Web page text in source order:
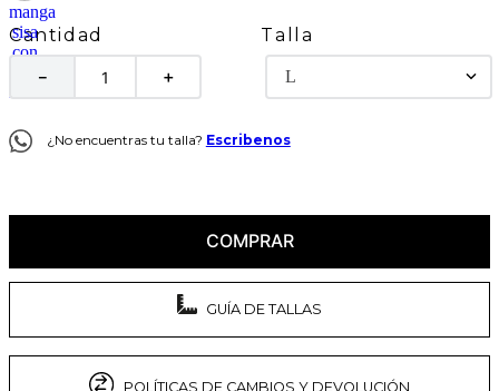
Cantidad
＋
－
Talla
L
¿No encuentras tu talla? Escribenos
COMPRAR
GUÍA DE TALLAS
POLÍTICAS DE CAMBIOS Y DEVOLUCIÓN